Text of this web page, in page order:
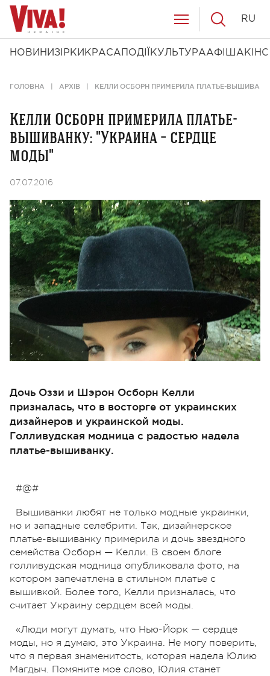
НОВИНИ ЗІРКИ КРАСА ПОДІЇ КУЛЬТУРААФІША КІНО
RU
ГОЛОВНА АРХІВ КЕЛЛИ ОСБОРН ПРИМЕРИЛА ПЛАТЬЕ-
Келли Осборн примерила платье-
вышиванку: "Украина – сердце
моды"
07.07.2016
Дочь Оззи и Шэрон Осборн Келли
призналась, что в восторге от украинских
дизайнеров и украинской моды.
Голливудская модница с радостью надела
платье-вышиванку.
#@#
Вышиванки любят не только модные украинки,
но и западные селебрити. Так, дизайнерское
платье-вышиванку примерила и дочь звездного
семейства Осборн — Келли. В своем блоге
голливудская модница опубликовала фото, на
котором запечатлена в стильном платье с
вышивкой. Более того, Келли призналась, что
считает Украину сердцем всей моды.
«Люди могут думать, что Нью-Йорк — сердце
моды, но я думаю, это Украина. Не могу поверить,
что я первая знаменитость, которая надела Юлию
Магдыч. Помяните мое слово, Юлия станет